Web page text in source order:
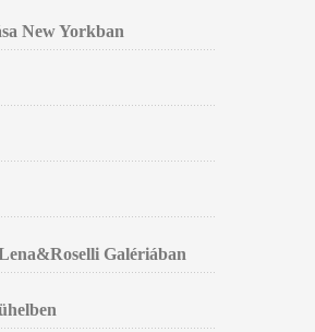
New Yorkban
Galériában